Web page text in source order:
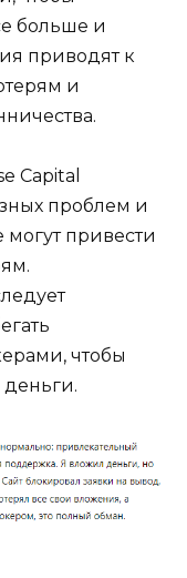
больше и
приводят к
и
Capital
проблем и
привести
чтобы
деньги.